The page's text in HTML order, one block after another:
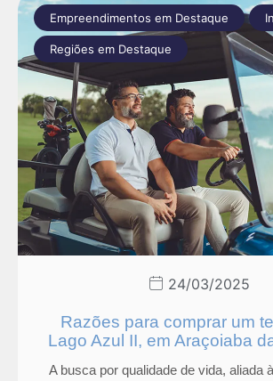
Empreendimentos em Destaque
Regiões em Destaque
24/03/2025
Razões para comprar um
Lago Azul II, em Araçoiaba
A busca por qualidade de vida, aliada